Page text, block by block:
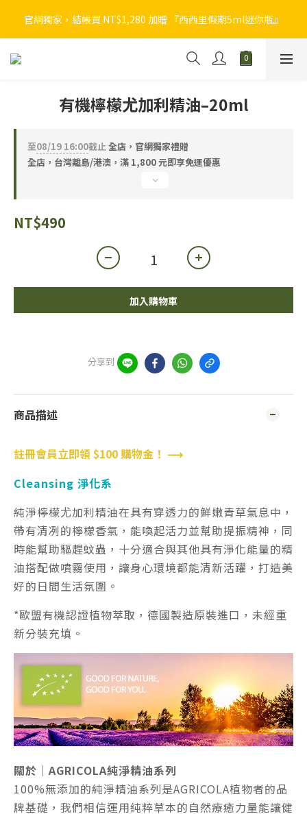
官網獨家，結帳買 NT$1,280 加贈 『西西里假期5ml迷你瓶』
官網獨家，結帳買 NT$1,280 加贈 『西西里假期5ml迷你瓶』
植物者官網會員獨享回饋，入會禮 NT$100 ＋ 2~8% 購物金回饋
官網獨家，結帳買 NT$1,280 加贈 『西西里假期5ml迷你瓶』
有機檸檬尤加利精油–20ml
至08/19 16:00截止全店，官網獨家禮贈
全店，台灣離島/港澳，滿 1,800 元即享免運優惠
NT$490
加入購物車
分享到
商品描述
註冊會員立即領 $100 購物金！ ⟶
Cleansing 淨化系
純淨檸檬尤加利精油在具有穿透力的鮮嫩青草氣息中，
帶有清冽的檸檬香氣，能喚起活力並幫助提振精神，同
時能幫助驅趕蚊蟲，十分適合與其他具有淨化能量的精
油搭配做噴霧使用，讓身心環境都能清新活躍，打造美
好的日間生活氛圍。
*歐盟有機認證植物萃取，德國製造原裝進口，未經重
新分裝充填。
關於｜AGRICOLA純淨精油系列
100%無添加的純淨精油系列是AGRICOLA植物者的品
牌基礎，我們相信運用純粹草本的自然療癒力量能讓健